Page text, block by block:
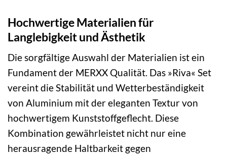
Hochwertige Materialien für
Langlebigkeit und Ästhetik
Die sorgfältige Auswahl der Materialien ist ein
Fundament der MERXX Qualität. Das »Riva« Set
vereint die Stabilität und Wetterbeständigkeit
von Aluminium mit der eleganten Textur von
hochwertigem Kunststoffgeflecht. Diese
Kombination gewährleistet nicht nur eine
herausragende Haltbarkeit gegen